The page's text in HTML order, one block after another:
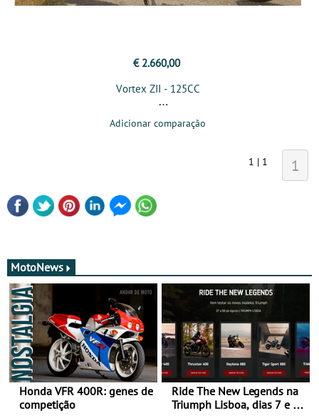
€ 2.660,00
Vortex ZII - 125CC
Adicionar comparação
1 | 1 1
MotoNews
Honda VFR 400R: genes de
competição
Ride The New Legends na
Triumph Lisboa, dias 7 e 8